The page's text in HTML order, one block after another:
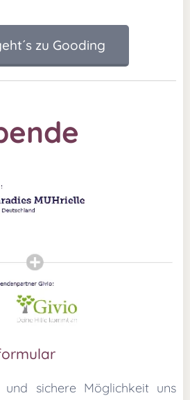
zu Gooding
und sichere Möglichkeit uns